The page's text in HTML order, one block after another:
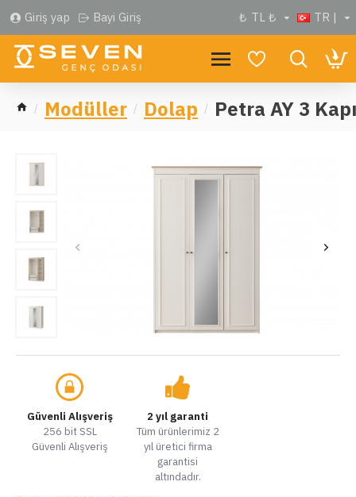
Giriş yap Bayi Giriş ₺ TL ₺ TR |
Modüller Dolap Petra AY 3
Güvenli Alışveriş
256 bit SSL
Güvenli Alışveriş
2 yıl garanti
Tüm ürünlerimiz 2
yıl üretici firma
garantisi
altındadır.